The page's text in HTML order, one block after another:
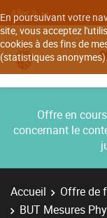
En poursuivant votre
site, vous acceptez
cookies à des fins de
(statistiques
Aller à
Offre en
concernant le
Accueil Offre de
BUT Mesures